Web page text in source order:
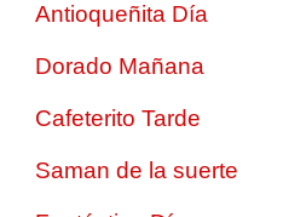
Antioqueñita Día
Dorado Mañana
Cafeterito Tarde
Saman de la suerte